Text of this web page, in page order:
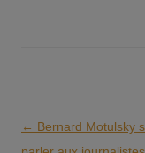
Navigation
← Bernard Motulsky